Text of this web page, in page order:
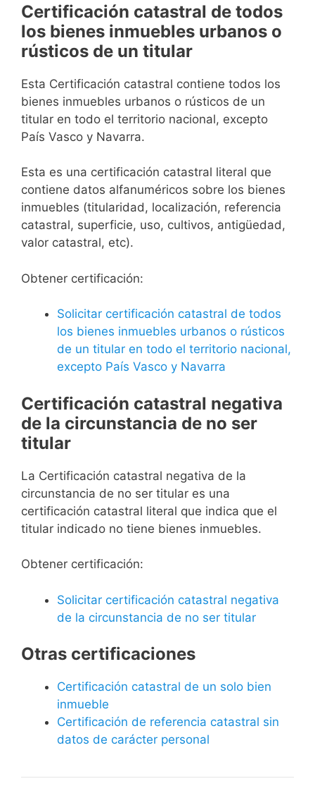
Certificación catastral de todos
los bienes inmuebles urbanos o
rústicos de un titular
Esta Certificación catastral contiene todos los
bienes inmuebles urbanos o rústicos de un
titular en todo el territorio nacional, excepto
País Vasco y Navarra.
Esta es una certificación catastral literal que
contiene datos alfanuméricos sobre los bienes
inmuebles (titularidad, localización, referencia
catastral, superficie, uso, cultivos, antigüedad,
valor catastral, etc).
Obtener certificación:
Solicitar certificación catastral de todos
los bienes inmuebles urbanos o rústicos
de un titular en todo el territorio nacional,
excepto País Vasco y Navarra
Certificación catastral negativa
de la circunstancia de no ser
titular
La Certificación catastral negativa de la
circunstancia de no ser titular es una
certificación catastral literal que indica que el
titular indicado no tiene bienes inmuebles.
Obtener certificación:
Solicitar certificación catastral negativa
de la circunstancia de no ser titular
Otras certificaciones
Certificación catastral de un solo bien
inmueble
Certificación de referencia catastral sin
datos de carácter personal